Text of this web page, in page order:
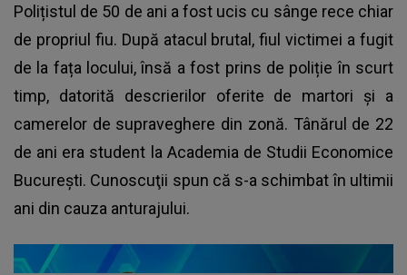
Polițistul de 50 de ani a fost ucis cu sânge rece chiar
de propriul fiu. După atacul brutal, fiul victimei a fugit
de la fața locului, însă a fost prins de poliție în scurt
timp, datorită descrierilor oferite de martori și a
camerelor de supraveghere din zonă. Tânărul de 22
de ani era student la Academia de Studii Economice
București. Cunoscuţii spun că s-a schimbat în ultimii
ani din cauza anturajului.